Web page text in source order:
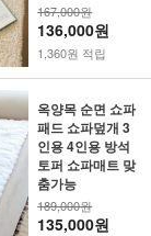
167,000원
136,000원
1,360원 적립
옥양목 순면 쇼파
패드 쇼파덮개 3
인용 4인용 방석
토퍼 쇼파매트 맞
춤가능
189,000원
135,000원